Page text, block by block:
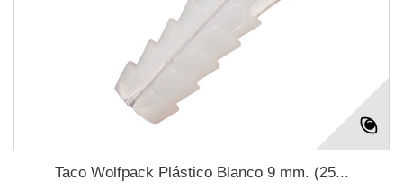
Taco Wolfpack Plástico Blanco 9 mm. (25...